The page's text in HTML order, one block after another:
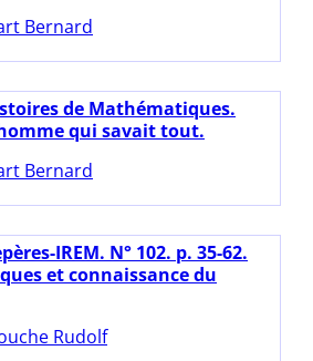
Bernard
de Mathématiques.
qui savait tout.
Bernard
IREM. N° 102. p. 35-62.
et connaissance du
Rudolf